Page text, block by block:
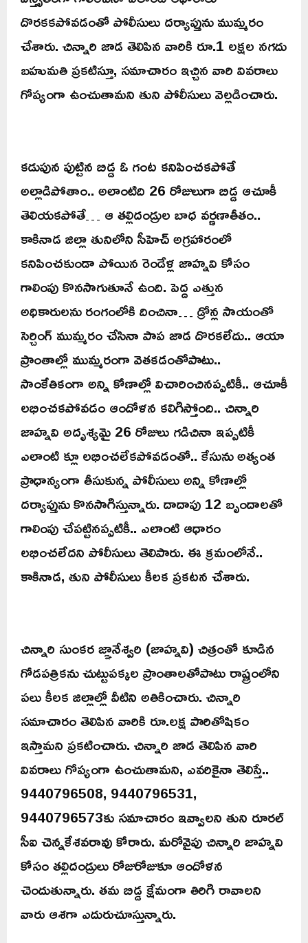
దొరకకపోవడంతో పోలీసులు దర్యాప్తును ముమ్మరం
చేశారు. చిన్నారి జాడ తెలిపిన వారికి రూ.1 లక్షల నగదు
బహుమతి ప్రకటిస్తూ, సమాచారం ఇచ్చిన వారి వివరాలు
గోప్యంగా ఉంచుతామని తుని పోలీసులు వెల్లడించారు.
కడుపున పుట్టిన బిడ్డ ఓ గంట కనిపించకపోతే
అల్లాడిపోతాం.. అలాంటిది 26 రోజులుగా బిడ్డ ఆచూకీ
తెలియకపోతే… ఆ తల్లిదండ్రుల బాధ వర్ణణాతీతం..
కాకినాడ జిల్లా తునిలోని సీహెచ్ అగ్రహారంలో
కనిపించకుండా పోయిన రెండేళ్ల జాహ్నవి కోసం
గాలింపు కొనసాగుతూనే ఉంది. పెద్ద ఎత్తున
అధికారులను రంగంలోకి దించినా… డ్రోన్ల సాయంతో
సెర్చింగ్‌ ముమ్మరం చేసినా పాప జాడ దొరకలేదు.. ఆయా
ప్రాంతాల్లో ముమ్మరంగా వెతకడంతోపాటు..
సాంకేతికంగా అన్ని కోణాల్లో విచారించినప్పటికీ.. ఆచూకీ
లభించకపోవడం ఆందోళన కలిగిస్తోంది.. చిన్నారి
జాహ్నవి అదృశ్యమై 26 రోజులు గడిచినా ఇప్పటికీ
ఎలాంటి క్లూ లభించలేకపోవడంతో.. కేసును అత్యంత
ప్రాధాన్యంగా తీసుకున్న పోలీసులు అన్ని కోణాల్లో
దర్యాప్తును కొనసాగిస్తున్నారు. దాదాపు 12 బృందాలతో
గాలింపు చేపట్టినప్పటికీ.. ఎలాంటి ఆధారం
లభించలేదని పోలీసులు తెలిపారు. ఈ క్రమంలోనే..
కాకినాడ, తుని పోలీసులు కీలక ప్రకటన చేశారు.
చిన్నారి సుంకర జ్ఞానేశ్వరి (జాహ్నవి) చిత్రంతో కూడిన
గోడపత్రికను చుట్టుపక్కల ప్రాంతాలతోపాటు రాష్ట్రంలోని
పలు కీలక జిల్లాల్లో వీటిని అతికించారు. చిన్నారి
సమాచారం తెలిపిన వారికి రూ.లక్ష పారితోషికం
ఇస్తామని ప్రకటించారు. చిన్నారి జాడ తెలిపిన వారి
వివరాలు గోప్యంగా ఉంచుతామని, ఎవరికైనా తెలిస్తే..
9440796508, 9440796531,
9440796573కు సమాచారం ఇవ్వాలని తుని రూరల్‌
సీఐ చెన్నకేశవరావు కోరారు. మరోవైపు చిన్నారి జాహ్నవి
కోసం తల్లిదండ్రులు రోజురోజుకూ ఆందోళన
చెందుతున్నారు. తమ బిడ్డ క్షేమంగా తిరిగి రావాలని
వారు ఆశగా ఎదురుచూస్తున్నారు.